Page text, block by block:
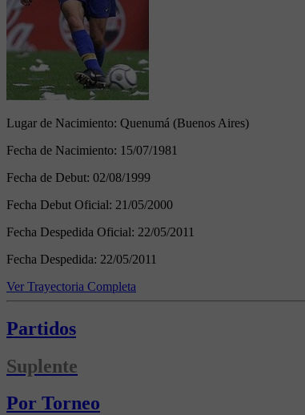
Lugar de Nacimiento: Quenumá (Buenos Aires)
Fecha de Nacimiento: 15/07/1981
Fecha de Debut: 02/08/1999
Fecha Debut Oficial: 21/05/2000
Fecha Despedida Oficial: 22/05/2011
Fecha Despedida: 22/05/2011
Ver Trayectoria Completa
Partidos
Suplente
Por Torneo